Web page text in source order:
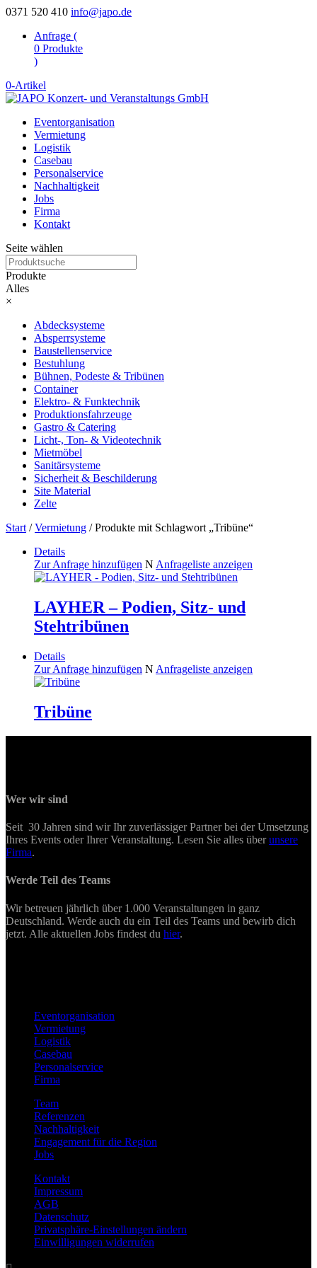
0371 520 410 info@japo.de
Anfrage (
0 Produkte
)
0-Artikel
Eventorganisation
Vermietung
Logistik
Casebau
Personalservice
Nachhaltigkeit
Jobs
Firma
Kontakt
Seite wählen
Produkte
Alles
×
Abdecksysteme
Absperrsysteme
Baustellenservice
Bestuhlung
Bühnen, Podeste & Tribünen
Container
Elektro- & Funktechnik
Produktionsfahrzeuge
Gastro & Catering
Licht-, Ton- & Videotechnik
Mietmöbel
Sanitärsysteme
Sicherheit & Beschilderung
Site Material
Zelte
Start /Vermietung / Produkte mit Schlagwort „Tribüne“
Details
Zur Anfrage hinzufügen N Anfrageliste anzeigen
LAYHER – Podien, Sitz- und
Stehtribünen
Details
Zur Anfrage hinzufügen N Anfrageliste anzeigen
Tribüne
Wer wir sind
Seit 30 Jahren sind wir Ihr zuverlässiger Partner bei der Umsetzung
Ihres Events oder Ihrer Veranstaltung. Lesen Sie alles überunsere
Firma.
Werde Teil des Teams
Wir betreuen jährlich über 1.000 Veranstaltungen in ganz
Deutschland. Werde auch du ein Teil des Teams und bewirb dich
jetzt. Alle aktuellen Jobs findest du hier.
Eventorganisation
Vermietung
Logistik
Casebau
Personalservice
Firma
Team
Referenzen
Nachhaltigkeit
Engagement für die Region
Jobs
Kontakt
Impressum
AGB
Datenschutz
Privatsphäre-Einstellungen ändern
Einwilligungen widerrufen